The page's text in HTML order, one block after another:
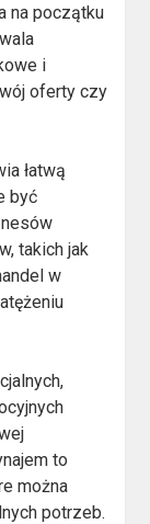
na początku
i
oferty czy
łatwą
być
takich jak
w
to
można
potrzeb.